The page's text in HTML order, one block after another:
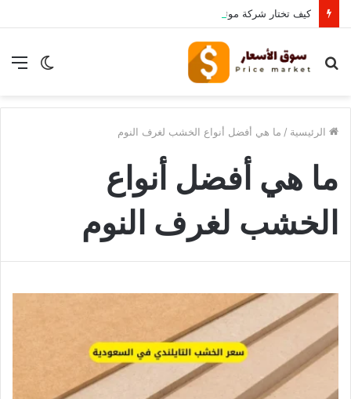
كيف تختار شركة موثوقة لشراء الأثاث المستعمل بالرياض؟
الوضع
بحث
الرئيسية / ما هي أفضل أنواع الخشب لغرف النوم
ما هي أفضل أنواع
الخشب لغرف النوم